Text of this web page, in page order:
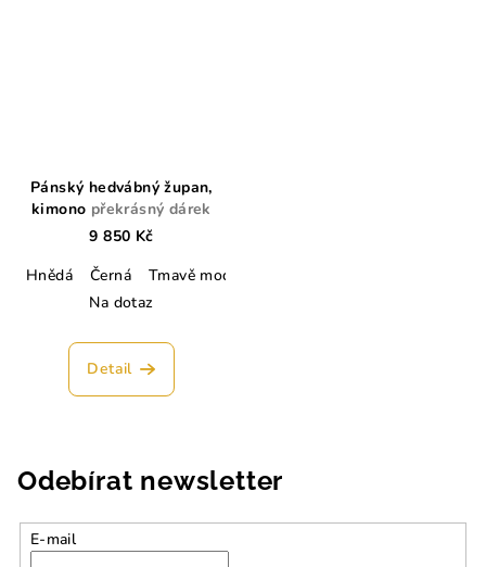
Pánský hedvábný župan,
kimono překrásný dárek
9 850 Kč
Hnědá
Černá Tmavě modrá
Na dotaz
Detail
Odebírat newsletter
E-mail